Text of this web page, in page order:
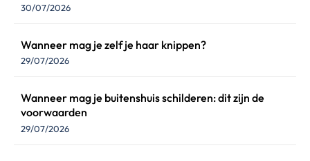
30/07/2026
Wanneer mag je zelf je haar knippen?
29/07/2026
Wanneer mag je buitenshuis schilderen: dit zijn de
voorwaarden
29/07/2026